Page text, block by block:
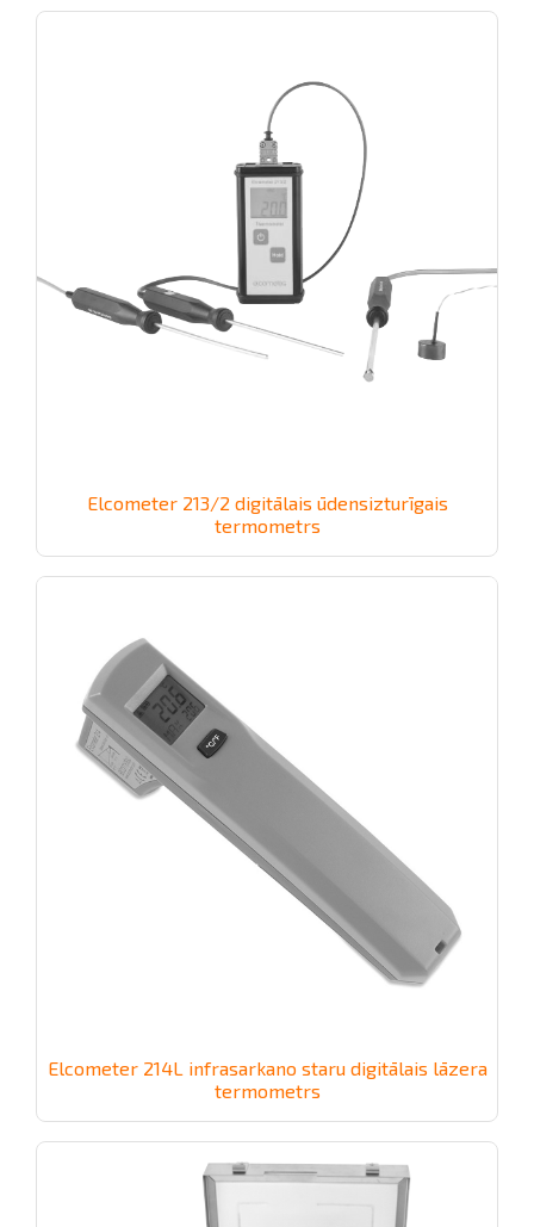
Elcometer 213/2 digitālais ūdensizturīgais
termometrs
Elcometer 214L infrasarkano staru digitālais lāzera
termometrs